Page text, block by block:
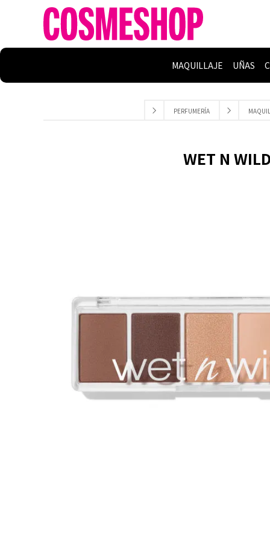
MAQUILLAJE UÑAS
PERFUMERÍA
WET N